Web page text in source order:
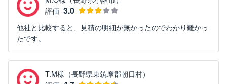
評価 3.0
他社と比較すると、見積の明細が無かったのでわかり難かっ
たです。
T.M様（長野県東筑摩郡朝日村）